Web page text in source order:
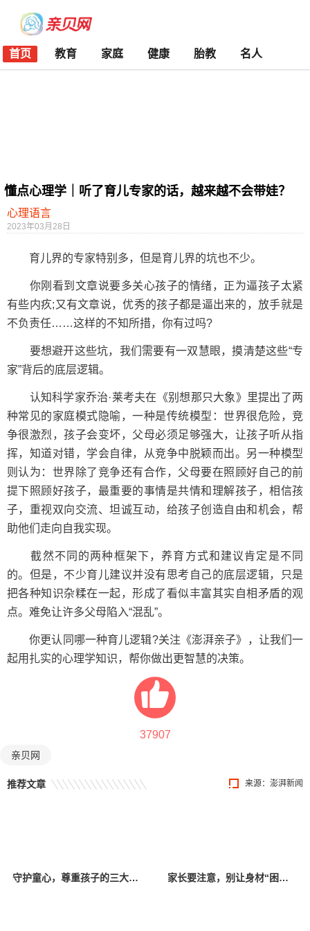
首页 教育 家庭 健康 胎教 名人
懂点心理学｜听了育儿专家的话，越来越不会带娃？
心理语言
2023年03月28日
育儿界的专家特别多，但是育儿界的坑也不少。
你刚看到文章说要多关心孩子的情绪，正为逼孩子太紧
有些内疚;又有文章说，优秀的孩子都是逼出来的，放手就是
不负责任……这样的不知所措，你有过吗?
要想避开这些坑，我们需要有一双慧眼，摸清楚这些“专
家”背后的底层逻辑。
认知科学家乔治·莱考夫在《别想那只大象》里提出了两
种常见的家庭模式隐喻，一种是传统模型：世界很危险，竞
争很激烈，孩子会变坏，父母必须足够强大，让孩子听从指
挥，知道对错，学会自律，从竞争中脱颖而出。另一种模型
则认为：世界除了竞争还有合作，父母要在照顾好自己的前
提下照顾好孩子，最重要的事情是共情和理解孩子，相信孩
子，重视双向交流、坦诚互动，给孩子创造自由和机会，帮
助他们走向自我实现。
截然不同的两种框架下，养育方式和建议肯定是不同
的。但是，不少育儿建议并没有思考自己的底层逻辑，只是
把各种知识杂糅在一起，形成了看似丰富其实自相矛盾的观
点。难免让许多父母陷入“混乱”。
你更认同哪一种育儿逻辑?关注《澎湃亲子》，让我们一
起用扎实的心理学知识，帮你做出更智慧的决策。
37907
亲贝网
来源：澎湃新闻
推荐文章
守护童心，尊重孩子的三大心理底线 家长要注意，别让身材“困住”孩子